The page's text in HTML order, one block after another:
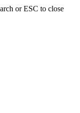
or ESC to close